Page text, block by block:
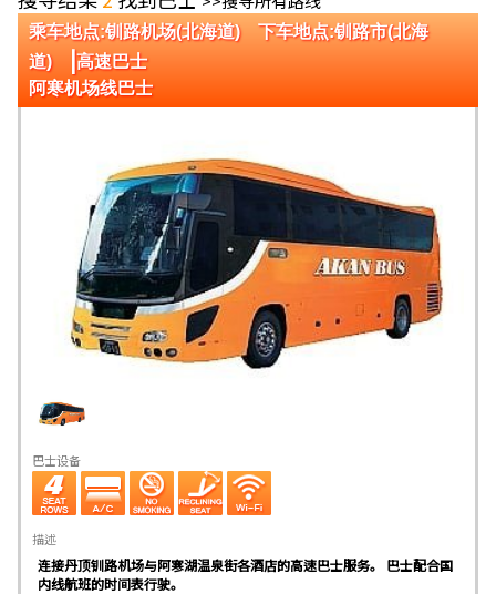
乘车地点:钏路机场(北海道) 下车地点:钏路市(北海
道) |高速巴士
阿寒机场线巴士
巴士设备
描述
连接丹顶钏路机场与阿寒湖温泉街各酒店的高速巴士服务。 巴士配合国
内线航班的时间表行驶。